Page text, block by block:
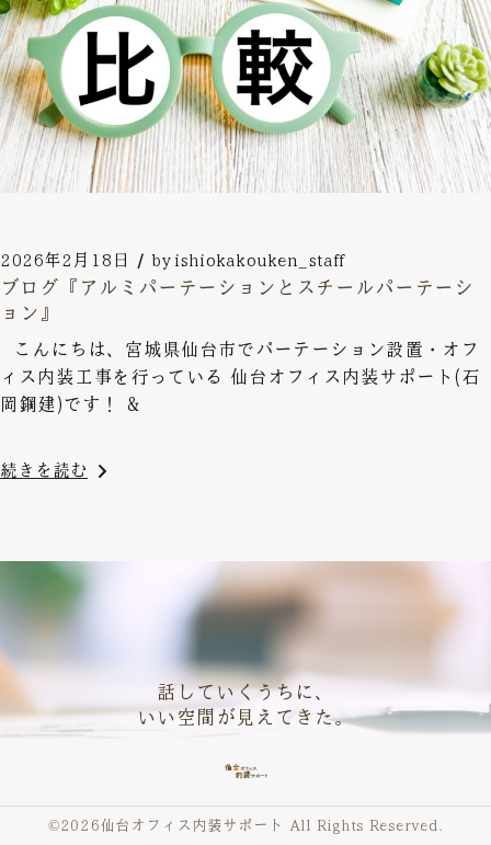
2026年2月18日 by ishiokakouken_staff
ブログ『アルミパーテーションとスチールパーテーシ
ョン』
こんにちは、宮城県仙台市でパーテーション設置・オフ
ィス内装工事を行っている 仙台オフィス内装サポート(石
岡鋼建)です！ &
続きを読む
話していくうちに、
いい空間が見えてきた。
©︎2026仙台オフィス内装サポート All Rights Reserved.